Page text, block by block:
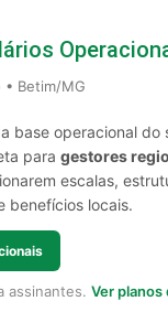
Betim/MG
base operacional do
para gestores
escalas,
benefícios locais.
assinantes. Ver